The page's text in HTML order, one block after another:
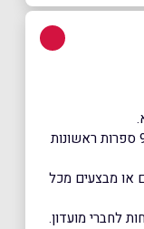
(יש להזין 9 ספרות ראשונות
או מבצעים מכל
לחברי מועדון.